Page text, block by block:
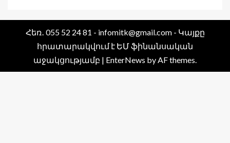
Հեռ․ 055 52 24 81 - infomitk@gmail.com - Կայքը
հրատարակվում է ԵՄ ֆինանսական
աջակցությամբ | EnterNews by AF themes.